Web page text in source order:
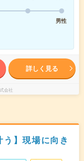
男性
詳しく見る
会社
う】現場に向き